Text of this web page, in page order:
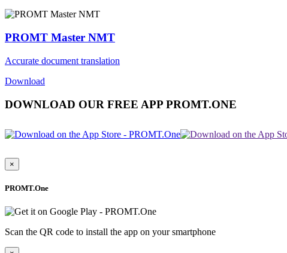
PROMT Master NMT
Accurate document translation
Download
DOWNLOAD OUR FREE APP PROMT.ONE
×
PROMT.One
Scan the QR code to install the app on your smartphone